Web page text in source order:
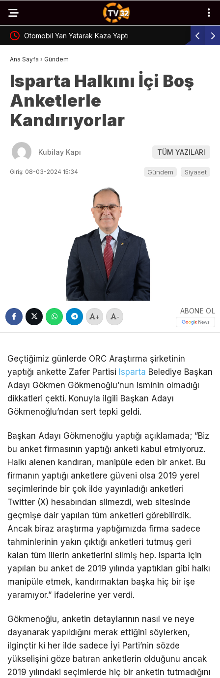
Otomobil Yan Yatarak Kaza Yaptı
Ana Sayfa › Gündem
Isparta Halkını İçi Boş
Anketlerle
Kandırıyorlar
Kubilay Kapı TÜM YAZILARI
Giriş: 08-03-2024 15:34 Gündem Siyaset
+ -
ABONE OL
Geçtiğimiz günlerde ORC Araştırma şirketinin
yaptığı ankette Zafer Partisi Isparta Belediye Başkan
Adayı Gökmen Gökmenoğlu’nun isminin olmadığı
dikkatleri çekti. Konuyla ilgili Başkan Adayı
Gökmenoğlu’ndan sert tepki geldi.
Başkan Adayı Gökmenoğlu yaptığı açıklamada; ”Biz
bu anket firmasının yaptığı anketi kabul etmiyoruz.
Halkı alenen kandıran, manipüle eden bir anket. Bu
firmanın yaptığı anketlere güveni olsa 2019 yerel
seçimlerinde bir çok ilde yayınladığı anketleri
Twitter (X) hesabından silmezdi, web sitesinde
geçmişe dair yapılan tüm anketleri görebilirdik.
Ancak biraz araştırma yaptığımızda firma sadece
tahminlerinin yakın çıktığı anketleri tutmuş geri
kalan tüm illerin anketlerini silmiş hep. Isparta için
yapılan bu anket de 2019 yılında yaptıkları gibi halkı
manipüle etmek, kandırmaktan başka hiç bir işe
yaramıyor.” ifadelerine yer verdi.
Gökmenoğlu, anketin detaylarının nasıl ve neye
dayanarak yapıldığını merak ettiğini söylerken,
ilginçtir ki her ilde sadece İyi Parti’nin sözde
yükselişini göze batıran anketlerin olduğunu ancak
2019 yılındaki seçimlerde hiç bir anketin tutmadığını